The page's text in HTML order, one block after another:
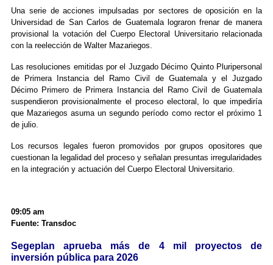
Una serie de acciones impulsadas por sectores de oposición en la
Universidad de San Carlos de Guatemala lograron frenar de manera
provisional la votación del Cuerpo Electoral Universitario relacionada
con la reelección de Walter Mazariegos.
Las resoluciones emitidas por el Juzgado Décimo Quinto Pluripersonal
de Primera Instancia del Ramo Civil de Guatemala y el Juzgado
Décimo Primero de Primera Instancia del Ramo Civil de Guatemala
suspendieron provisionalmente el proceso electoral, lo que impediría
que Mazariegos asuma un segundo período como rector el próximo 1
de julio.
Los recursos legales fueron promovidos por grupos opositores que
cuestionan la legalidad del proceso y señalan presuntas irregularidades
en la integración y actuación del Cuerpo Electoral Universitario.
09:05 am
Fuente: Transdoc
Segeplan aprueba más de 4 mil proyectos de
inversión pública para 2026